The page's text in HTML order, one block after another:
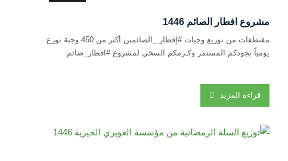
مشروع افطار الصائم 1446
مقتطفات من توزيع وجبات #إفطار _الصائمين أكثر من 450 وجبة توزع
يومياً بجودكم المستمر وكـرمكم السخي لمشروع #افطار_صائم
قراءة المزيد